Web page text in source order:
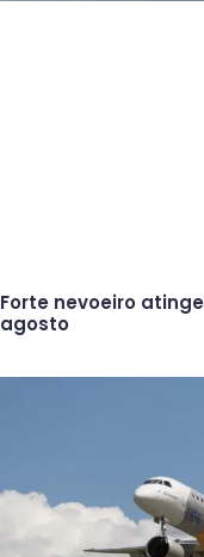
Forte nevoeiro
agosto